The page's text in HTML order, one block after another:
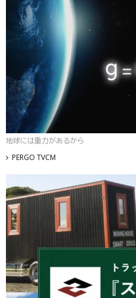
地球には重力があるから
PERGO TVCM